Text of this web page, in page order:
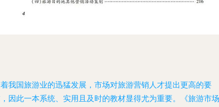
我国旅游业的迅猛发展，市场对旅游营销人才提出更高的要
因此一本系统、实用且及时的教材显得尤为重要。《旅游市场